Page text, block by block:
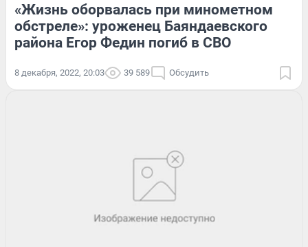
«Жизнь оборвалась при минометном
обстреле»: уроженец Баяндаевского
района Егор Федин погиб в СВО
8 декабря, 2022, 20:03 39 589 Обсудить